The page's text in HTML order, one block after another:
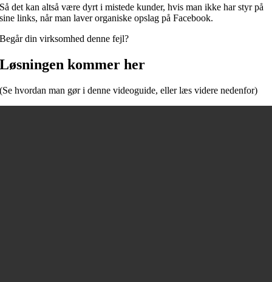
Så det kan altså være dyrt i mistede kunder, hvis man ikke har styr på
sine links, når man laver organiske opslag på Facebook.
Begår din virksomhed denne fejl?
Løsningen kommer her
(Se hvordan man gør i denne videoguide, eller læs videre nedenfor)